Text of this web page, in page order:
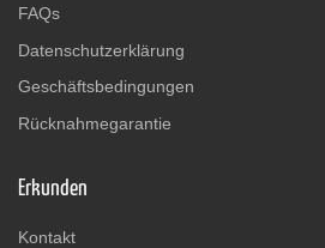
FAQs
Datenschutzerklärung
Geschäftsbedingungen
Rücknahmegarantie
Erkunden
Kontakt